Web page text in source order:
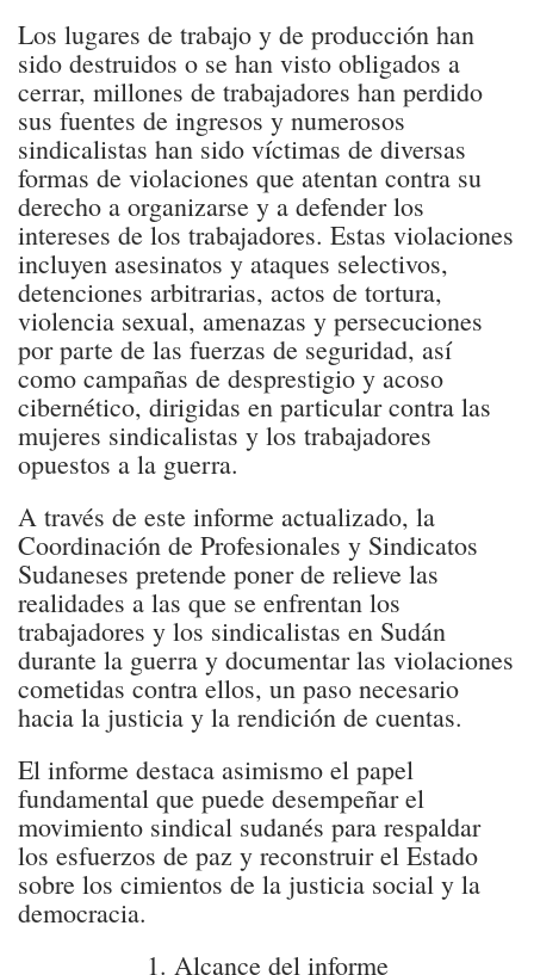
Los lugares de trabajo y de producción han
sido destruidos o se han visto obligados a
cerrar, millones de trabajadores han perdido
sus fuentes de ingresos y numerosos
sindicalistas han sido víctimas de diversas
formas de violaciones que atentan contra su
derecho a organizarse y a defender los
intereses de los trabajadores. Estas violaciones
incluyen asesinatos y ataques selectivos,
detenciones arbitrarias, actos de tortura,
violencia sexual, amenazas y persecuciones
por parte de las fuerzas de seguridad, así
como campañas de desprestigio y acoso
cibernético, dirigidas en particular contra las
mujeres sindicalistas y los trabajadores
opuestos a la guerra.
A través de este informe actualizado, la
Coordinación de Profesionales y Sindicatos
Sudaneses pretende poner de relieve las
realidades a las que se enfrentan los
trabajadores y los sindicalistas en Sudán
durante la guerra y documentar las violaciones
cometidas contra ellos, un paso necesario
hacia la justicia y la rendición de cuentas.
El informe destaca asimismo el papel
fundamental que puede desempeñar el
movimiento sindical sudanés para respaldar
los esfuerzos de paz y reconstruir el Estado
sobre los cimientos de la justicia social y la
democracia.
1. Alcance del informe